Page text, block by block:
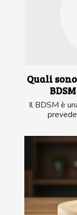
Quali
Il BDSM è